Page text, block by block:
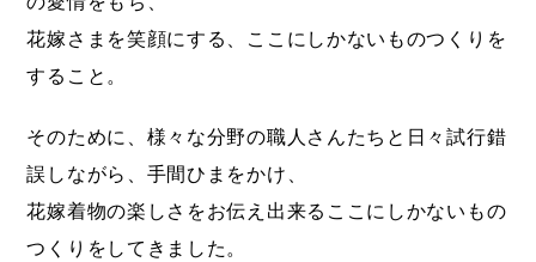
花嫁さまを笑顔にする、ここにしかないものつくりを
すること。
そのために、様々な分野の職人さんたちと日々試行錯
誤しながら、手間ひまをかけ、
花嫁着物の楽しさをお伝え出来るここにしかないもの
つくりをしてきました。